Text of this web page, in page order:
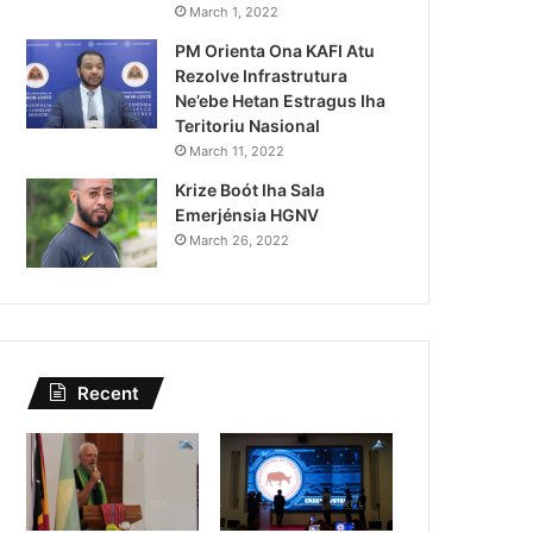
Siberseguransa Ajuda
Kaptura Autór Kriminozu ho
Estranjeiru
March 1, 2022
PM Orienta Ona KAFI Atu
Rezolve Infrastrutura
Ne’ebe Hetan Estragus Iha
Teritoriu Nasional
March 11, 2022
Krize Boót Iha Sala
Emerjénsia HGNV
March 26, 2022
Recent